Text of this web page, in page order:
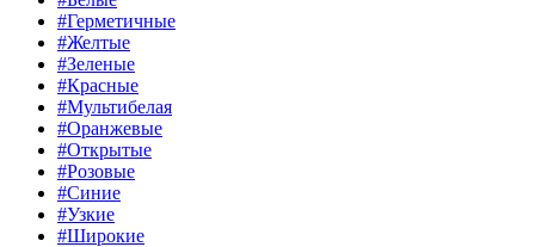
#Герметичные
#Желтые
#Зеленые
#Красные
#Мультибелая
#Оранжевые
#Открытые
#Розовые
#Синие
#Узкие
#Широкие